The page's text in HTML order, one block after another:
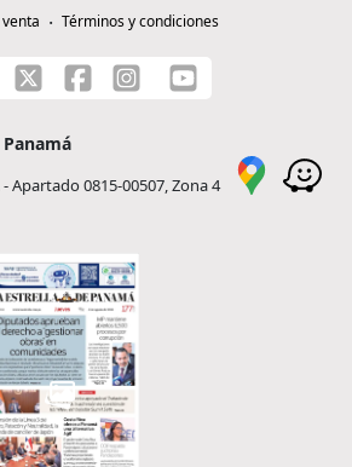
Términos y condiciones
Apartado 0815-00507, Zona 4